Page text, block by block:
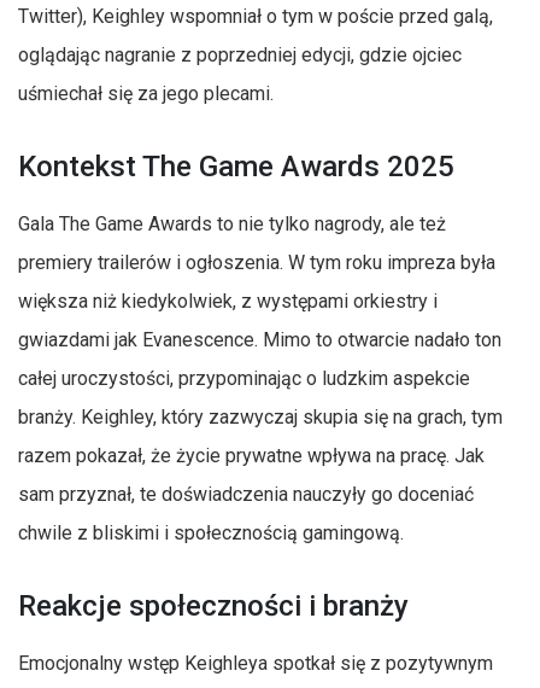
Twitter), Keighley wspomniał o tym w poście przed galą,
oglądając nagranie z poprzedniej edycji, gdzie ojciec
uśmiechał się za jego plecami.
Kontekst The Game Awards 2025
Gala The Game Awards to nie tylko nagrody, ale też
premiery trailerów i ogłoszenia. W tym roku impreza była
większa niż kiedykolwiek, z występami orkiestry i
gwiazdami jak Evanescence. Mimo to otwarcie nadało ton
całej uroczystości, przypominając o ludzkim aspekcie
branży. Keighley, który zazwyczaj skupia się na grach, tym
razem pokazał, że życie prywatne wpływa na pracę. Jak
sam przyznał, te doświadczenia nauczyły go doceniać
chwile z bliskimi i społecznością gamingową.
Reakcje społeczności i branży
Emocjonalny wstęp Keighleya spotkał się z pozytywnym